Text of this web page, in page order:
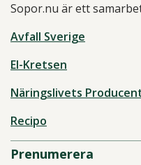
Sopor.nu är ett
Avfall Sverige
El-Kretsen
Näringslivets
Recipo
Prenumerera